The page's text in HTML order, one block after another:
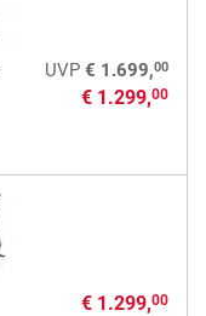
UVP € 1.699,00
€ 1.299,00
€ 1.299,00